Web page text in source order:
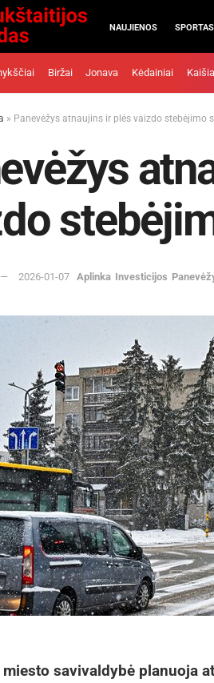
NAUJIENOS SPORTAS
Biržai Jonava Kėdainiai
» Panevėžys atnaujins ir plės vaizdo stebėjimo
2026-01-07 Aplinka Investicijos
miesto savivaldybė planuoja